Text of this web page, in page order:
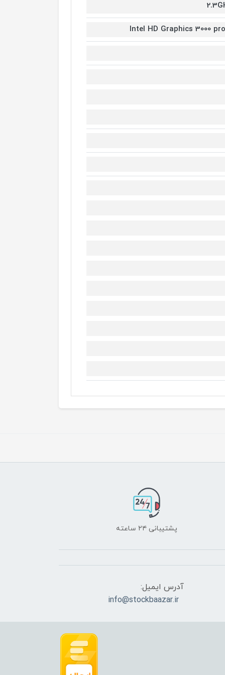
Intel HD Graphics 3000
پشتیبانی ۲۴ ساعته
آدرس ایمیل:
info@stockbaazar.ir